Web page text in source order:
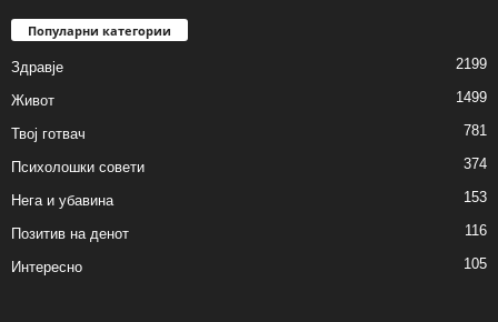
Популарни категории
Здравје 2199
Живот 1499
Твој готвач 781
Психолошки совети 374
Нега и убавина 153
Позитив на денот 116
Интересно 105